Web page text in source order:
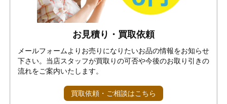
お見積り・買取依頼
メールフォームよりお売りになりたいお品の情報をお知らせ
下さい。当店スタッフが買取りの可否や今後のお取り引きの
流れをご案内いたします。
買取依頼・ご相談はこちら